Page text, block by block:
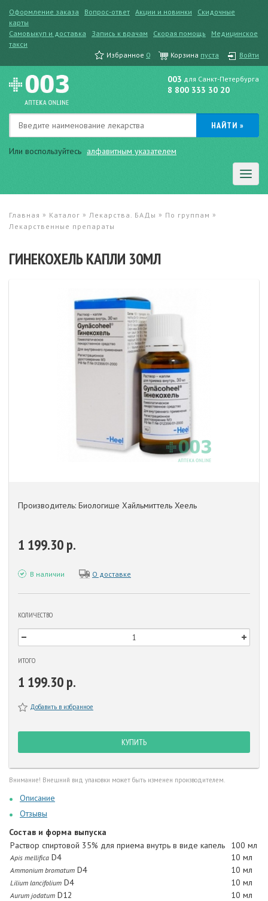
Оформление заказа Вопрос-ответ Акции и новинки
Скидочные
карты
Самовыкуп и доставка
Запись к врачам Скорая помощь
Медицинское
такси
Избранное 0 Корзина пуста Войти
Или воспользуйтесь алфавитным указателем
003 для Санкт-Петербурга
8 800 333 30 20
Главная » Каталог » Лекарства. БАДы » По группам »
Лекарственные препараты
ГИНЕКОХЕЛЬ КАПЛИ 30МЛ
Производитель: Биологише Хайльмиттель Хеель
1 199.30 р.
В наличии О доставке
КОЛИЧЕСТВО
ИТОГО
1 199.30 р.
Добавить в избранное
КУПИТЬ
Внимание! Внешний вид упаковки может быть изменен производителем.
Описание
Отзывы
Состав и форма выпуска
Раствор спиртовой 35% для приема внутрь в виде капель
100 мл
Apis mellifica D4 10 мл
Ammonium bromatum D4 10 мл
Lilium lancifolium D4 10 мл
Aurum jodatum D12 10 мл